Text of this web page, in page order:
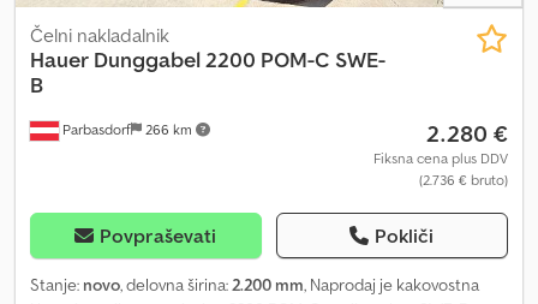
Parbasdorf 266 km
Čelni nakladalnik
Hauer Dunggabel 2200 POM-C SWE-
B
2.280 €
Fiksna cena plus DDV
(2.736 € bruto)
Povpraševati Pokliči
Stanje: novo, delovna širina:2.200 mm, Naprodaj je kakovostna